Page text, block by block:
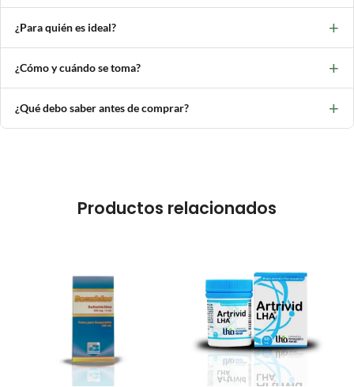
¿Para quién es ideal? +
¿Cómo y cuándo se toma? +
¿Qué debo saber antes de comprar? +
Productos relacionados